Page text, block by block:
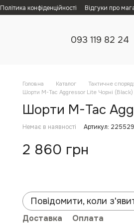
Політика конфіденційності Відгуки про
093 119 82 24
Головна Каталог Тактичне
Шорти M-Tac Aggressor Lite Чорні (Black)
Шорти M-Tac
Немає в наявності Артикул: 225529
2 860 грн
Повідомити, коли
Доставка Оплата